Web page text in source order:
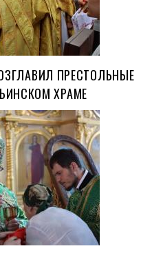
ПРЕСТОЛЬНЫЕ
ХРАМЕ